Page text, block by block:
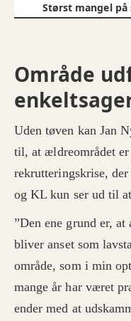
Størst mangel på
forsøgt at
har kunnet
Udfordringerne
procent af
meget sværere
og
procent, at det er
rekruttere social-
Regionale
plejehjemsledere
landet, men
de største
Hovedstaden,
forsøgt at
har mindst svært
af 3 ledere haft
Kilde: Rundspørge
danske plejehjem
Område
Uden tøven kan Jan
til, at ældreområdet
rekrutteringskrise,
og KL kun ser ud til
”Den ene grund er,
bliver anset som
område, som i min
mange år har været
ender med at